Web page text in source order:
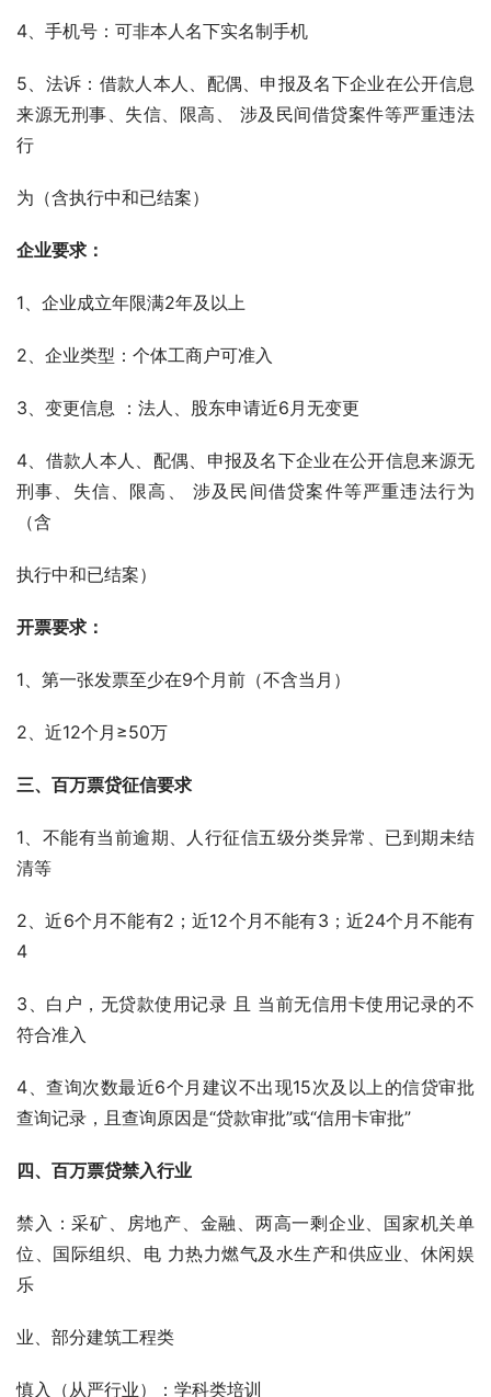
4、手机号：可非本人名下实名制手机
5、法诉：借款人本人、配偶、申报及名下企业在公开信息
来源无刑事、失信、限高、 涉及民间借贷案件等严重违法
行
为（含执行中和已结案）
企业要求：
1、企业成立年限满2年及以上
2、企业类型：个体工商户可准入
3、变更信息 ：法人、股东申请近6月无变更
4、借款人本人、配偶、申报及名下企业在公开信息来源无
刑事、失信、限高、 涉及民间借贷案件等严重违法行为
（含
执行中和已结案）
开票要求：
1、第一张发票至少在9个月前（不含当月）
2、近12个月≥50万
三、百万票贷征信要求
1、不能有当前逾期、人行征信五级分类异常、已到期未结
清等
2、近6个月不能有2；近12个月不能有3；近24个月不能有
4
3、白户，无贷款使用记录 且 当前无信用卡使用记录的不
符合准入
4、查询次数最近6个月建议不出现15次及以上的信贷审批
查询记录，且查询原因是“贷款审批”或“信用卡审批”
四、百万票贷禁入行业
禁入：采矿、房地产、金融、两高一剩企业、国家机关单
位、国际组织、电 力热力燃气及水生产和供应业、休闲娱
乐
业、部分建筑工程类
慎入（从严行业）：学科类培训